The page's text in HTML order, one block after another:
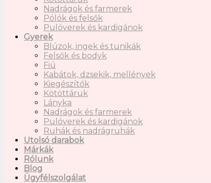
Nadrágok és farmerek
Pólók és felsők
Pulóverek és kardigánok
Gyerek
Blúzok, ingek és tunikák
Felsők és bodyk
Fiú
Kabátok, dzsekik, mellények
Kiegészítők
Kötöttáruk
Lányka
Nadrágok és farmerek
Pulóverek és kardigánok
Ruhák és nadrágruhák
Utolsó darabok
Márkák
Rólunk
Blog
Ügyfélszolgálat